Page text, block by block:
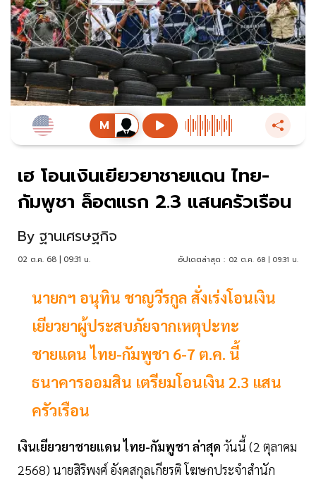
เฮ โอนเงินเยียวยาชายแดน ไทย-
กัมพูชา ล็อตแรก 2.3 แสนครัวเรือน
By ฐานเศรษฐกิจ
02 ต.ค. 68 | 09:31 น. อัปเดตล่าสุด : 02 ต.ค. 68 | 09:31 น.
นายกฯ อนุทิน ชาญวีรกูล สั่งเร่งโอนเงิน
เยียวยาผู้ประสบภัยจากเหตุปะทะ
ชายแดน ไทย-กัมพูชา 6-7 ต.ค. นี้
ธนาคารออมสิน เตรียมโอนเงิน 2.3 แสน
ครัวเรือน
เงินเยียวยาชายแดน ไทย-กัมพูชา ล่าสุด วันนี้ (2 ตุลาคม
2568) นายสิริพงศ์ อังคสกุลเกียรติ โฆษกประจำสำนัก